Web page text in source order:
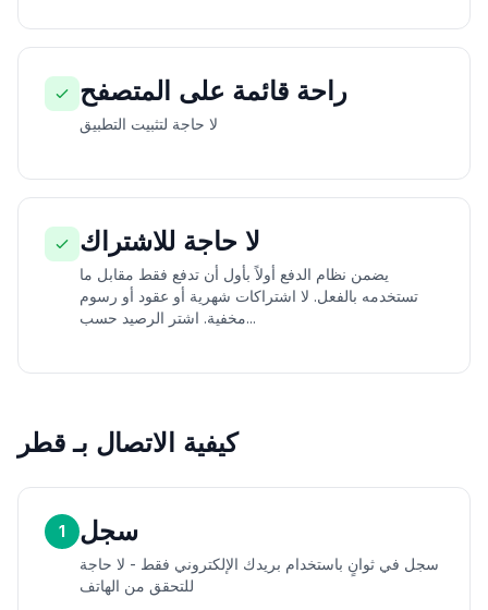
راحة قائمة على المتصفح
لا حاجة لتثبيت التطبيق
لا حاجة للاشتراك
يضمن نظام الدفع أولاً بأول أن تدفع فقط مقابل ما
تستخدمه بالفعل. لا اشتراكات شهرية أو عقود أو رسوم
مخفية. اشتر الرصيد حسب...
كيفية الاتصال بـ قطر
1 سجل
سجل في ثوانٍ باستخدام بريدك الإلكتروني فقط - لا حاجة
للتحقق من الهاتف